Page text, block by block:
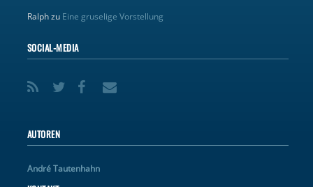
Ralphzu Eine gruselige Vorstellung
SOCIAL-MEDIA
AUTOREN
André Tautenhahn